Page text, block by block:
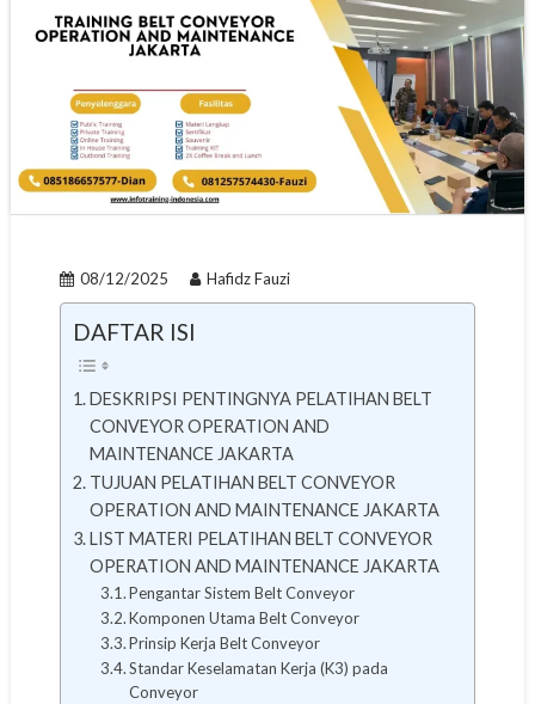
08/12/2025 Hafidz Fauzi
DAFTAR ISI
DESKRIPSI PENTINGNYA PELATIHAN BELT
CONVEYOR OPERATION AND
MAINTENANCE JAKARTA
TUJUAN PELATIHAN BELT CONVEYOR
OPERATION AND MAINTENANCE JAKARTA
LIST MATERI PELATIHAN BELT CONVEYOR
OPERATION AND MAINTENANCE JAKARTA
Pengantar Sistem Belt Conveyor
Komponen Utama Belt Conveyor
Prinsip Kerja Belt Conveyor
Standar Keselamatan Kerja (K3) pada
Conveyor